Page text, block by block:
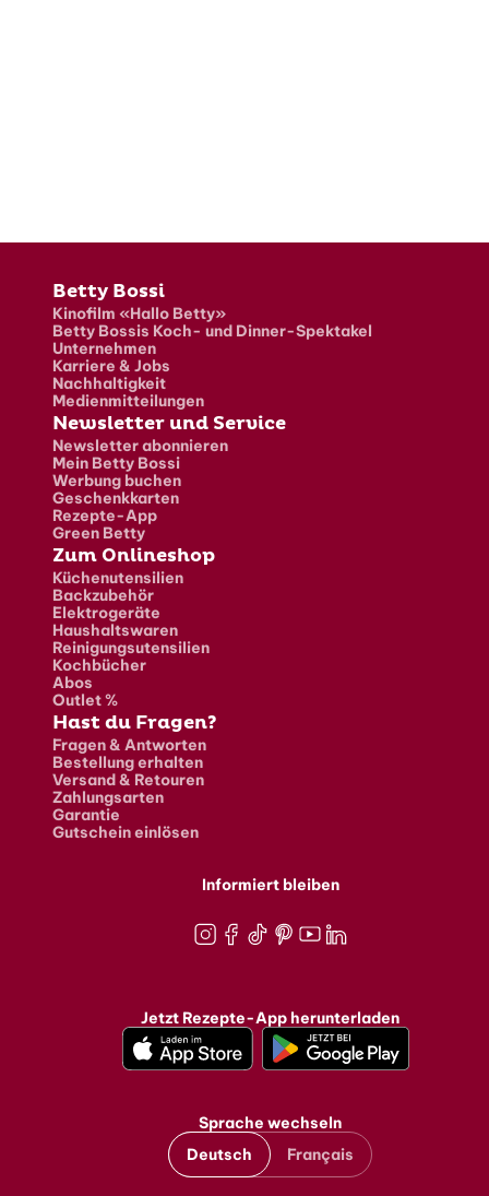
Fusszeile
Betty Bossi
Kinofilm «Hallo Betty»
Betty Bossis Koch- und Dinner-Spektakel
Unternehmen
Karriere & Jobs
Nachhaltigkeit
Medienmitteilungen
Newsletter und Service
Newsletter abonnieren
Mein Betty Bossi
Werbung buchen
Geschenkkarten
Rezepte-App
Green Betty
Zum Onlineshop
Küchenutensilien
Backzubehör
Elektrogeräte
Haushaltswaren
Reinigungsutensilien
Kochbücher
Abos
Outlet %
Hast du Fragen?
Fragen & Antworten
Bestellung erhalten
Versand & Retouren
Zahlungsarten
Garantie
Gutschein einlösen
Informiert bleiben
Jetzt Rezepte-App herunterladen
Sprache wechseln
Deutsch
Français